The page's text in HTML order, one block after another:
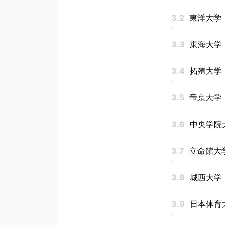
3.2 東洋大学
3.3 東海大学
3.4 拓殖大学
3.5 帝京大学
3.6 中央学院
3.7 立命館大
3.8 城西大学
3.9 日本体育